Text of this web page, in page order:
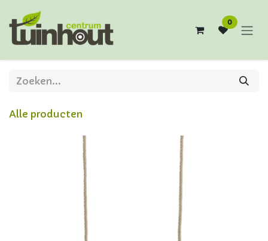
0
Alle producten